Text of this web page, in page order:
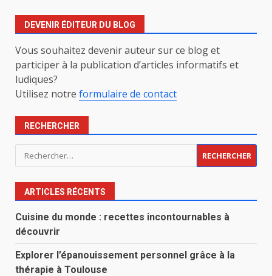
DEVENIR ÉDITEUR DU BLOG
Vous souhaitez devenir auteur sur ce blog et
participer à la publication d’articles informatifs et
ludiques?
Utilisez notre formulaire de contact
RECHERCHER
Rechercher :
ARTICLES RÉCENTS
Cuisine du monde : recettes incontournables à
découvrir
Explorer l’épanouissement personnel grâce à la
thérapie à Toulouse